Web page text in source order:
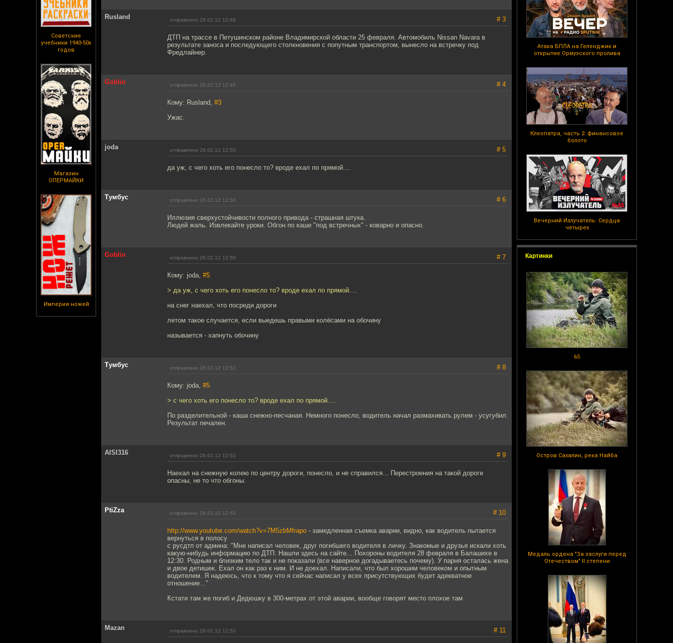
Советские
учебники 1940-50х
годов
Магазин
ОПЕРМАЙКИ
Империя ножей
Атака БПЛА на Геленджик и
открытие Ормузского пролива
Клеопатра, часть 2: финансовое
болото
Вечерний Излучатель: Сердца
четырех
Картинки
65
Остров Сахалин, река Найба
Медаль ордена "За заслуги перед
Отечеством" II степени
Rusland отправлено 26.02.12 12:48 # 3
ДТП на трассе в Петушинском районе Владимирской области 25 февраля. Автомобиль Nissan Navara в
результате заноса и последующего столкновения с попутным транспортом, вынесло на встречку под
Фредлайнер.
Goblin отправлено 26.02.12 12:48 # 4
Кому: Rusland, #3
Ужас.
joda отправлено 26.02.12 12:50 # 5
да уж, с чего хоть его понесло то? вроде ехал по прямой....
Тумбус отправлено 26.02.12 12:50 # 6
Иллюзия сверхустойчивости полного привода - страшная штука.
Людей жаль. Извлекайте уроки. Обгон по каше "под встречных" - коварно и опасно.
Goblin отправлено 26.02.12 12:50 # 7
Кому: joda, #5
> да уж, с чего хоть его понесло то? вроде ехал по прямой....
на снег наехал, что посреди дороги
летом такое случается, если выедешь правыми колёсами на обочину
называется - хапнуть обочину
Тумбус отправлено 26.02.12 12:52 # 8
Кому: joda, #5
> с чего хоть его понесло то? вроде ехал по прямой....
По разделительной - каша снежно-песчаная. Немного понесло, водитель начал размахивать рулем - усугубил.
Результат печален.
AISI316 отправлено 26.02.12 12:53 # 9
Наехал на снежную колею по центру дороги, понесло, и не справился... Перестроения на такой дороге
опасны, не то что обгоны.
PtiZza отправлено 26.02.12 12:53 # 10
http://www.youtube.com/watch?v=7M5zbMfrapo - замедленная съемка аварии, видно, как водитель пытается
вернуться в полосу
с русдтп от админа: "Мне написал человек, друг погибшего водителя в личку. Знакомые и друзья искали хоть
какую-нибудь информацию по ДТП. Нашли здесь на сайте... Похороны водителя 28 февраля в Балашихе в
12:30. Родным и близким тело так и не показали (все наверное догадываетесь почему). У парня осталась жена
и двое детишек. Ехал он как раз к ним. И не доехал. Написали, что был хорошим человеком и опытным
водителем. Я надеюсь, что к тому что я сейчас написал у всех присутствующих будет адекватное
отношение..."
Кстати там же погиб и Дедюшку в 300-метрах от этой аварии, вообще говорят место плохое там
Mazan отправлено 26.02.12 12:53 # 11